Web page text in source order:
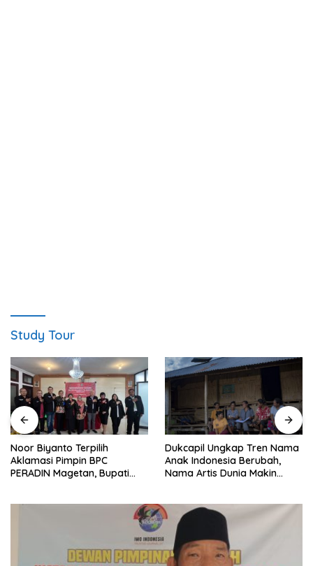
Study Tour
Noor Biyanto Terpilih
Aklamasi Pimpin BPC
PERADIN Magetan, Bupati
Dukcapil Ungkap Tren Nama
Anak Indonesia Berubah,
Nama Artis Dunia Makin